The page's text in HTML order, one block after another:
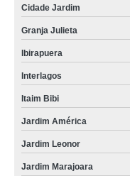
Cidade Jardim
Granja Julieta
Ibirapuera
Interlagos
Itaim Bibi
Jardim América
Jardim Leonor
Jardim Marajoara